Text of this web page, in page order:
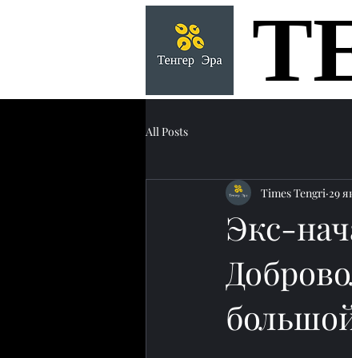
All Posts
Экс-
Times Tengri 29